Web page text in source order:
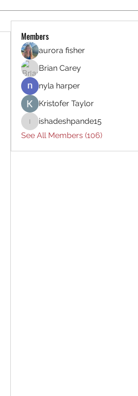
Members
aurora fisher
Brian Carey
nyla harper
Kristofer Taylor
ishadeshpande15
ishadeshpande15
See All Members (106)